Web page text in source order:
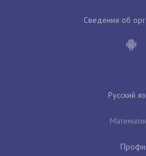
Сведения об
Русский